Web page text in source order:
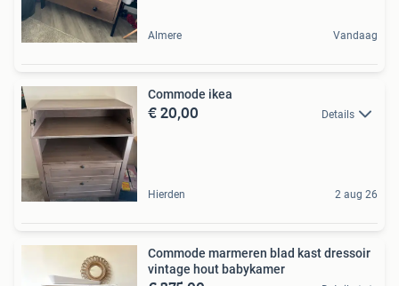
Almere Vandaag
Commode ikea
€ 20,00 Details
Hierden 2 aug 26
Commode marmeren blad kast dressoir
vintage hout babykamer